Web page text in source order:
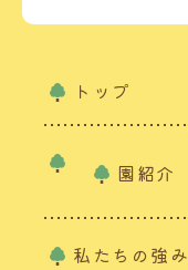
トップ
園紹介
私たちの強み